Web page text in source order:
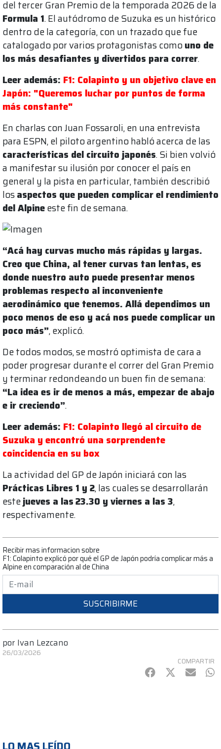
del tercer Gran Premio de la temporada 2026 de la
Formula 1. El autódromo de Suzuka es un histórico
dentro de la categoría, con un trazado que fue
catalogado por varios protagonistas comouno de
los más desafiantes y divertidos para correr.
Leer además: F1: Colapinto y un objetivo clave en
Japón: "Queremos luchar por puntos de forma
más constante"
En charlas con Juan Fossaroli, en una entrevista
para ESPN, el piloto argentino habló acerca de las
características del circuito japonés. Si bien volvió
a manifestar su ilusión por conocer el país en
general y la pista en particular, también describió
losaspectos que pueden complicar el rendimiento
del Alpineeste fin de semana.
“Acá hay curvas mucho más rápidas y largas.
Creo que China, al tener curvas tan lentas, es
donde nuestro auto puede presentar menos
problemas respecto al inconveniente
aerodinámico que tenemos. Allá dependimos un
poco menos de eso y acá nos puede complicar un
poco más”, explicó.
De todos modos, se mostró optimista de cara a
poder progresar durante el correr del Gran Premio
y terminar redondeando un buen fin de semana:
“La idea es ir de menos a más, empezar de abajo
e ir creciendo”.
Leer además: F1: Colapinto llegó al circuito de
Suzuka y encontró una sorprendente
coincidencia en su box
La actividad del GP de Japón iniciará con las
Prácticas Libres 1 y 2, las cuales se desarrollarán
estejueves a las23.30 y viernes a las 3,
respectivamente.
Recibir mas informacion sobre
F1: Colapinto explicó por qué el GP de Japón podría complicar más a
Alpine en comparación al de China
SUSCRIBIRME
por Ivan Lezcano
26/03/2026
COMPARTIR
Facebook
Twitter
mail